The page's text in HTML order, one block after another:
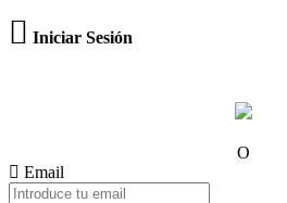
Iniciar Sesión
O
Email